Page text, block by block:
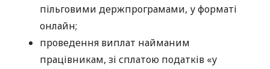
пільговими держпрограмами, у форматі
онлайн;
проведення виплат найманим
працівникам, зі сплатою податків «у